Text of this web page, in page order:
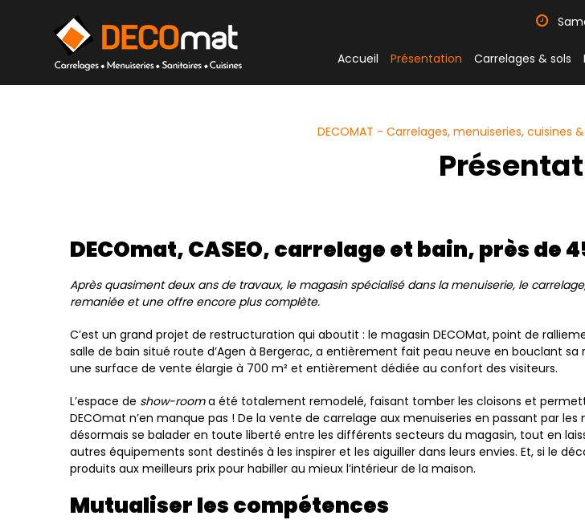
Accueil Présentation Carrelages & sols
DECOMAT - Carrelages, menuiseries, cuisines
DECOmat, CASEO, carrelage et bain, près de
Après quasiment deux ans de travaux, le magasin spécialisé dans la menuiserie, le
remaniée et une offre encore plus complète.
C’est un grand projet de restructuration qui aboutit : le magasin DECOMat, point de
salle de bain situé route d’Agen à Bergerac, a entièrement fait peau neuve en bouclant
une surface de vente élargie à 700 m² et entièrement dédiée au confort des visiteurs.
L’espace de show-rooma été totalement remodelé, faisant tomber les cloisons et
DECOmat n’en manque pas ! De la vente de carrelage aux menuiseries en passant par
désormais se balader en toute liberté entre les différents secteurs du magasin, tout en
autres équipements sont destinés à les inspirer et les aiguiller dans leurs envies. Et, si le
produits aux meilleurs prix pour habiller au mieux l’intérieur de la maison.
Mutualiser les compétences